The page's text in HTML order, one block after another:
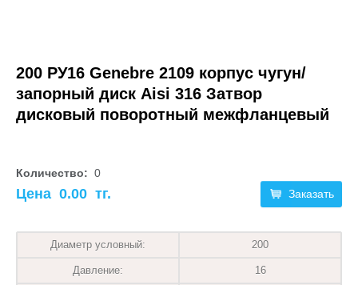
200 РУ16 Genebre 2109 корпус чугун/
запорный диск Aisi 316 Затвор
дисковый поворотный межфланцевый
Количество: 0
Заказать
Цена 0.00 тг.
Диаметр условный: 200
Давление: 16